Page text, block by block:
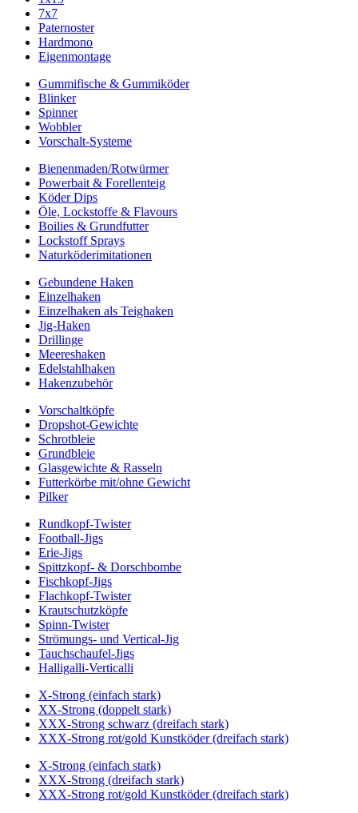
7x7
Paternoster
Hardmono
Eigenmontage
Gummifische & Gummiköder
Blinker
Spinner
Wobbler
Vorschalt-Systeme
Bienenmaden/Rotwürmer
Powerbait & Forellenteig
Köder Dips
Öle, Lockstoffe & Flavours
Boilies & Grundfutter
Lockstoff Sprays
Naturköderimitationen
Gebundene Haken
Einzelhaken
Einzelhaken als Teighaken
Jig-Haken
Drillinge
Meereshaken
Edelstahlhaken
Hakenzubehör
Vorschaltköpfe
Dropshot-Gewichte
Schrotbleie
Grundbleie
Glasgewichte & Rasseln
Futterkörbe mit/ohne Gewicht
Pilker
Rundkopf-Twister
Football-Jigs
Erie-Jigs
Spittzkopf- & Dorschbombe
Fischkopf-Jigs
Flachkopf-Twister
Krautschutzköpfe
Spinn-Twister
Strömungs- und Vertical-Jig
Tauchschaufel-Jigs
Halligalli-Verticalli
X-Strong (einfach stark)
XX-Strong (doppelt stark)
XXX-Strong schwarz (dreifach stark)
XXX-Strong rot/gold Kunstköder (dreifach stark)
X-Strong (einfach stark)
XXX-Strong (dreifach stark)
XXX-Strong rot/gold Kunstköder (dreifach stark)